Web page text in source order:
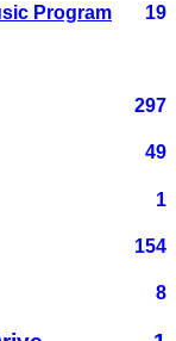
Program 19
297
49
1
154
8